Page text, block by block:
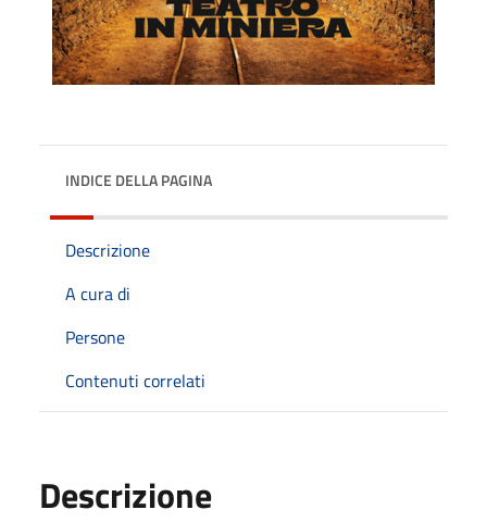
INDICE DELLA PAGINA
Descrizione
A cura di
Persone
Contenuti correlati
Descrizione